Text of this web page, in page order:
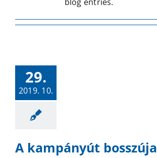
29.
2019. 10.
A kampányút bosszúja